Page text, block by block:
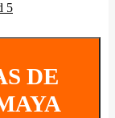
5
DE